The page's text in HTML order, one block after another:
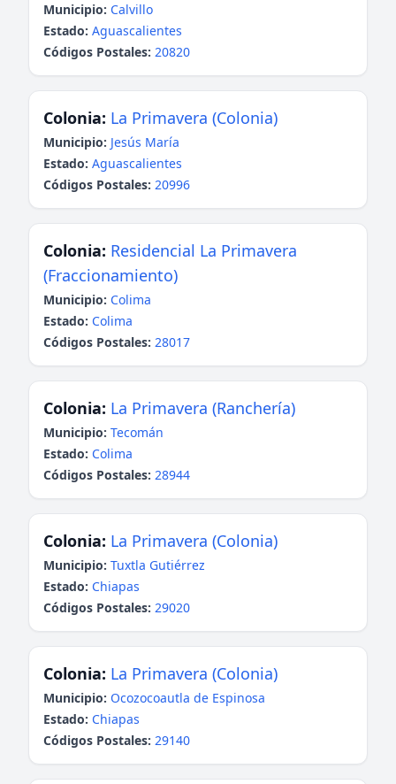
Municipio: Calvillo
Estado: Aguascalientes
Códigos Postales: 20820
Colonia: La Primavera (Colonia)
Municipio: Jesús María
Estado: Aguascalientes
Códigos Postales: 20996
Colonia: Residencial La Primavera
(Fraccionamiento)
Municipio: Colima
Estado: Colima
Códigos Postales: 28017
Colonia: La Primavera (Ranchería)
Municipio: Tecomán
Estado: Colima
Códigos Postales: 28944
Colonia: La Primavera (Colonia)
Municipio: Tuxtla Gutiérrez
Estado: Chiapas
Códigos Postales: 29020
Colonia: La Primavera (Colonia)
Municipio: Ocozocoautla de Espinosa
Estado: Chiapas
Códigos Postales: 29140